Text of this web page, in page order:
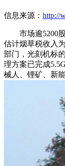
信息来源： http://
市场逾5200股
估计烟草税收入
部门，光刻机标
理方案已完成
械人、锂矿、新